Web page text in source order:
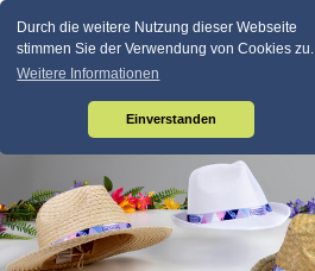
Durch die weitere Nutzung dieser Webseite
stimmen Sie der Verwendung von Cookies zu.
Weitere Informationen
Einverstanden